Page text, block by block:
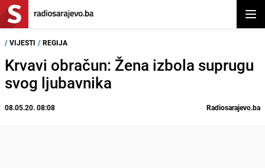
/ VIJESTI / REGIJA
Krvavi obračun: Žena izbola suprugu
svog ljubavnika
08.05.20. 08:08 Radiosarajevo.ba